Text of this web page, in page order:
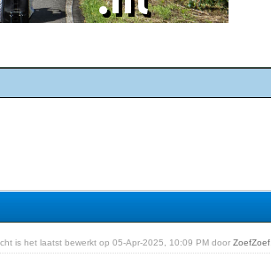
is het laatst bewerkt op 05-Apr-2025, 10:09 PM doorZoefZoef